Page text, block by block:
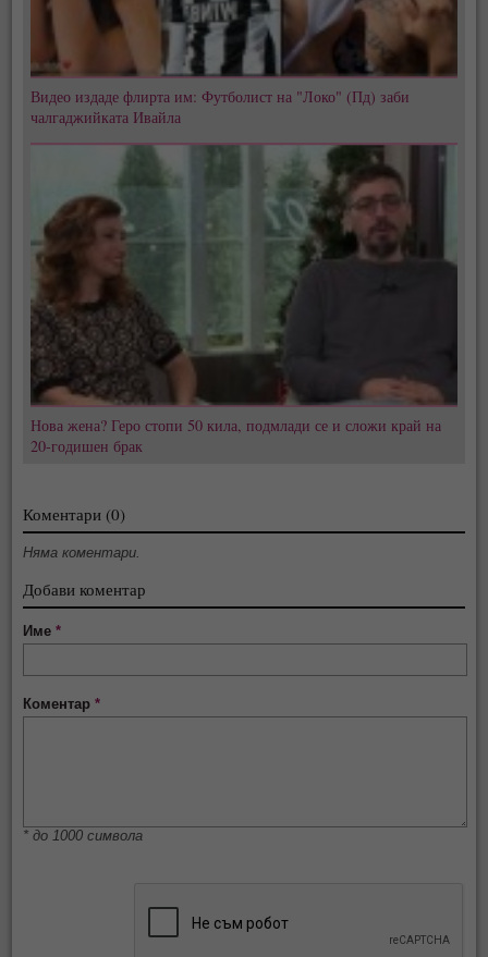
Видео издаде флирта им: Футболист на "Локо" (Пд) заби
чалгаджийката Ивайла
Нова жена? Геро стопи 50 кила, подмлади се и сложи край на
20-годишен брак
Коментари (0)
Няма коментари.
Добави коментар
Име*
Коментар*
* до 1000 символа